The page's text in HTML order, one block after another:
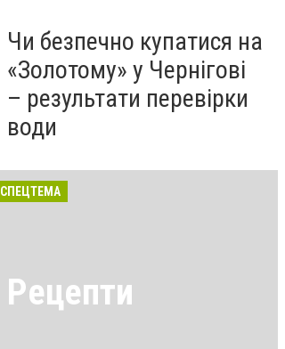
Чи безпечно купатися на
«Золотому» у Чернігові
– результати перевірки
води
СПЕЦТЕМА
Рецепти